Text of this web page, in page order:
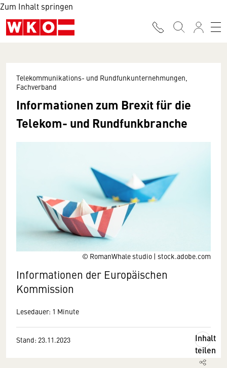
Zum Inhalt springen
© RomanWhale studio | stock.adobe.com
Telekommunikations- und Rundfunkunternehmungen,
Fachverband
Informationen zum Brexit für die
Telekom- und Rundfunkbranche
Informationen der Europäischen
Kommission
Lesedauer: 1 Minute
Stand: 23.11.2023
Inhalt
teilen